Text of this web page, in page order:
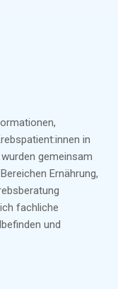
in
gemeinsam
Ernährung,
fachliche
und